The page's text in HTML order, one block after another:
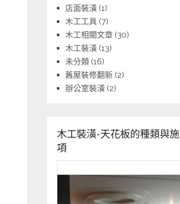
店面裝潢 (1)
木工工具 (7)
木工相關文章 (30)
木工裝潢 (13)
未分類 (16)
舊屋裝修翻新 (2)
辦公室裝潢 (2)
木工裝潢-天花板的種類與
項